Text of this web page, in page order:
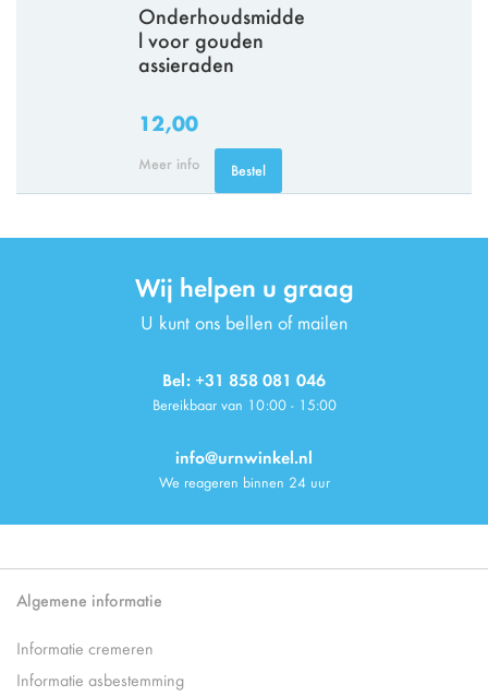
Onderhoudsmidde
l voor gouden
assieraden
12,00
Meer info Bestel
Wij helpen u graag
U kunt ons bellen of mailen
Bel: +31 858 081 046
Bereikbaar van 10:00 - 15:00
info@urnwinkel.nl
We reageren binnen 24 uur
Algemene informatie
Informatie cremeren
Informatie asbestemming